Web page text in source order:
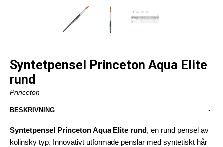
Syntetpensel Princeton Aqua Elite
rund
Princeton
BESKRIVNING
Syntetpensel Princeton Aqua Elite rund, en rund pensel av
kolinsky typ. Innovativt utformade penslar med syntetiskt hår